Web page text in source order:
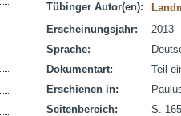
Tübinger Autor(en):
Erscheinungsjahr:
2013
Sprache:
Dokumentart:
Teil
Erschienen in:
Seitenbereich:
S.